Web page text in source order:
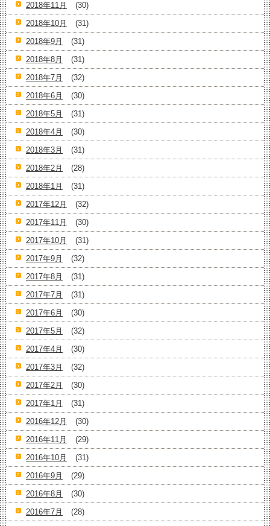
2018年11月
(30)
2018年10月
(31)
2018年9月
(31)
2018年8月
(31)
2018年7月
(32)
2018年6月
(30)
2018年5月
(31)
2018年4月
(30)
2018年3月
(31)
2018年2月
(28)
2018年1月
(31)
2017年12月
(32)
2017年11月
(30)
2017年10月
(31)
2017年9月
(32)
2017年8月
(31)
2017年7月
(31)
2017年6月
(30)
2017年5月
(32)
2017年4月
(30)
2017年3月
(32)
2017年2月
(30)
2017年1月
(31)
2016年12月
(30)
2016年11月
(29)
2016年10月
(31)
2016年9月
(29)
2016年8月
(30)
2016年7月
(28)